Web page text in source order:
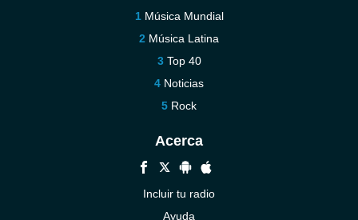
Música Mundial
Música Latina
Top 40
Noticias
Rock
Acerca
Incluir tu radio
Ayuda